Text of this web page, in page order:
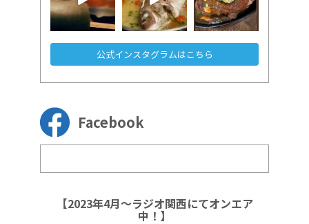
公式インスタグラムはこちら
Facebook
【2023年4月～ラジオ関西にてオンエア
中！】